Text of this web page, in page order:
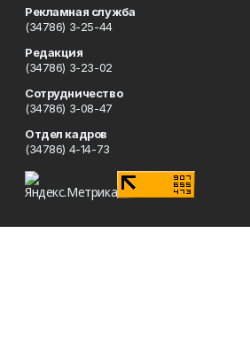
Рекламная служба
(34786) 3-25-44
Редакция
(34786) 3-23-02
Сотрудничество
(34786) 3-08-47
Отдел кадров
(34786) 4-14-73